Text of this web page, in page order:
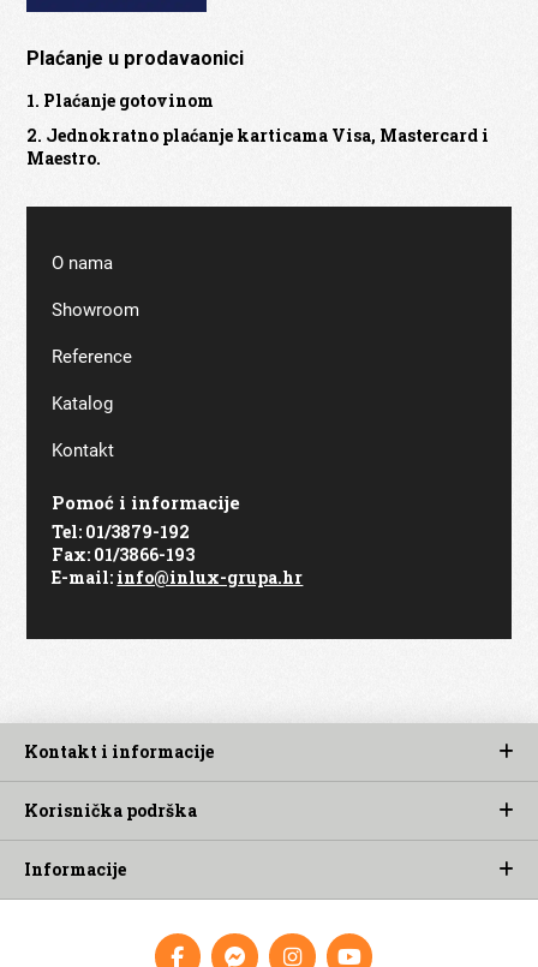
Plaćanje u prodavaonici
1. Plaćanje gotovinom
2. Jednokratno plaćanje karticama Visa, Mastercard i
Maestro.
O nama
Showroom
Reference
Katalog
Kontakt
Pomoć i informacije
Tel: 01/3879-192
Fax: 01/3866-193
E-mail:info@inlux-grupa.hr
Kontakt i informacije
Korisnička podrška
Informacije